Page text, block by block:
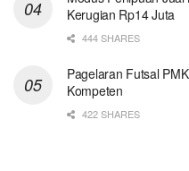
Kerugian Rp14 Juta
444 SHARES
Pagelaran Futsal
Kompeten
422 SHARES